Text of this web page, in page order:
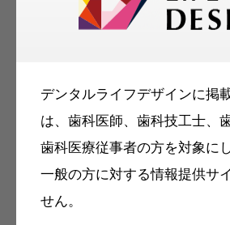
デンタルライフデザインに掲
は、歯科医師、歯科技工士、
歯科医療従事者の方を対象に
一般の方に対する情報提供サ
せん。
容のメールマガジンをお
メリット